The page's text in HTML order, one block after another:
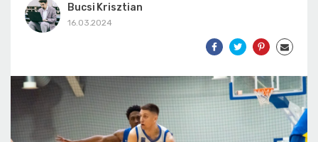
Bucsi Krisztian
16.03.2024